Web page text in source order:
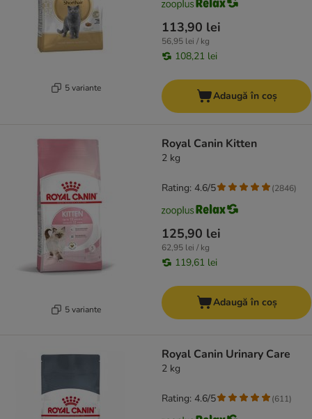
5 variante
113,90 lei
56,95 lei / kg
108,21 lei
Adaugă în coș
5 variante
Royal Canin Kitten
2 kg
125,90 lei
62,95 lei / kg
119,61 lei
Rating: 4.6/5 (2846)
Adaugă în coș
Royal Canin Urinary Care
2 kg
Rating: 4.6/5 (611)